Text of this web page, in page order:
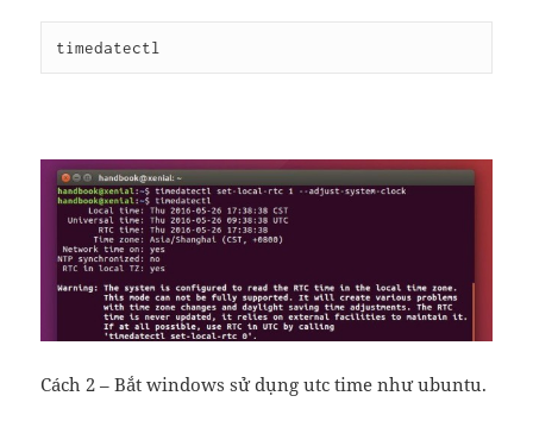
timedatectl
Cách 2 – Bắt windows sử dụng utc time như ubuntu.